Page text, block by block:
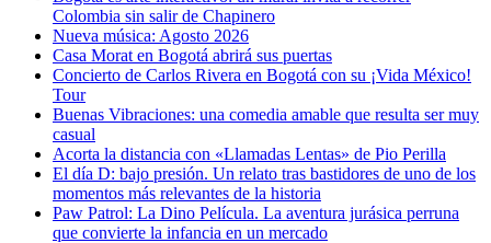
Colombia sin salir de Chapinero
Nueva música: Agosto 2026
Casa Morat en Bogotá abrirá sus puertas
Concierto de Carlos Rivera en Bogotá con su ¡Vida México!
Tour
Buenas Vibraciones: una comedia amable que resulta ser muy
casual
Acorta la distancia con «Llamadas Lentas» de Pio Perilla
El día D: bajo presión. Un relato tras bastidores de uno de los
momentos más relevantes de la historia
Paw Patrol: La Dino Película. La aventura jurásica perruna
que convierte la infancia en un mercado